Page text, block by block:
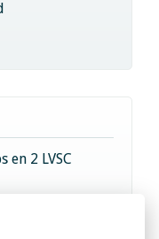
2 LVSC
vakgenoten